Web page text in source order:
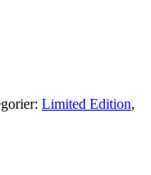
Limited Edition,